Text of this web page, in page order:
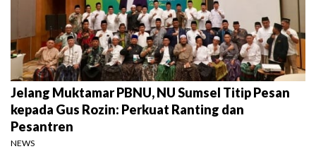
Jelang Muktamar PBNU, NU Sumsel Titip Pesan
kepada Gus Rozin: Perkuat Ranting dan
Pesantren
NEWS